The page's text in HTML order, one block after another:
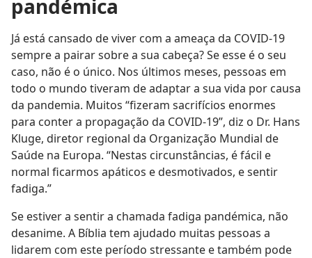
pandémica
Já está cansado de viver com a ameaça da COVID-19
sempre a pairar sobre a sua cabeça? Se esse é o seu
caso, não é o único. Nos últimos meses, pessoas em
todo o mundo tiveram de adaptar a sua vida por causa
da pandemia. Muitos “fizeram sacrifícios enormes
para conter a propagação da COVID-19”, diz o Dr. Hans
Kluge, diretor regional da Organização Mundial de
Saúde na Europa. “Nestas circunstâncias, é fácil e
normal ficarmos apáticos e desmotivados, e sentir
fadiga.”
Se estiver a sentir a chamada fadiga pandémica, não
desanime. A Bíblia tem ajudado muitas pessoas a
lidarem com este período stressante e também pode